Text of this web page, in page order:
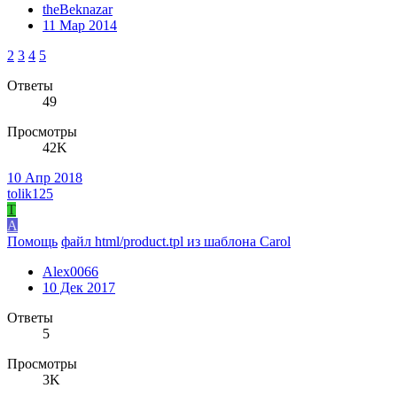
theBeknazar
11 Мар 2014
2 3 4 5
Ответы
49
Просмотры
42K
10 Апр 2018
tolik125
T
A
Помощь файл html/product.tpl из шаблона Carol
Alex0066
10 Дек 2017
Ответы
5
Просмотры
3K